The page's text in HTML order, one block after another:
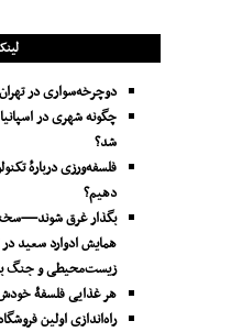
دوچرخه‌سواری در
چگونه شهری در
شد؟
فلسفه‌ورزی دربارهٔ
دهیم؟
بگذار غرق
همایش ادوارد سعید در
زیست‌محیطی و جنگ
هر غذایی فلسفۀ خودش
راه‌اندازی اولین